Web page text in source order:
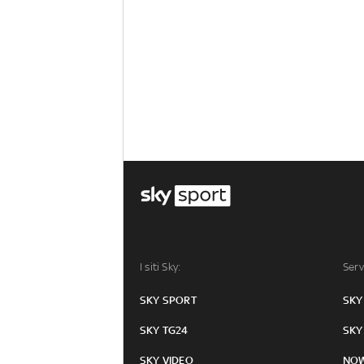
I siti Sky:
SKY SPORT
SKY TG24
SKY VIDEO